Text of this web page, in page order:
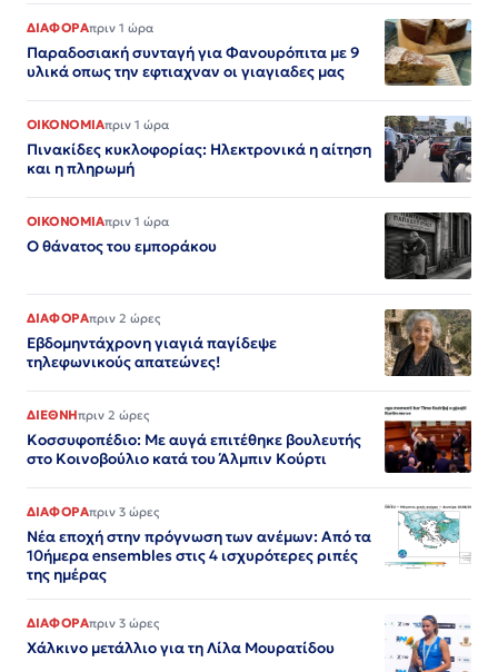
ΔΙΑΦΟΡΑπριν 1 ώρα
Παραδοσιακή συνταγή για Φανουρόπιτα με 9
υλικά οπως την εφτιαχναν οι γιαγιαδες μας
ΟΙΚΟΝΟΜΙΑπριν 1 ώρα
Πινακίδες κυκλοφορίας: Ηλεκτρονικά η αίτηση
και η πληρωμή
ΟΙΚΟΝΟΜΙΑπριν 1 ώρα
Ο θάνατος του εμποράκου
ΔΙΑΦΟΡΑπριν 2 ώρες
Εβδομηντάχρονη γιαγιά παγίδεψε
τηλεφωνικούς απατεώνες!
ΔΙΕΘΝΗπριν 2 ώρες
Κοσσυφοπέδιο: Με αυγά επιτέθηκε βουλευτής
στο Κοινοβούλιο κατά του Άλμπιν Κούρτι
ΔΙΑΦΟΡΑπριν 3 ώρες
Νέα εποχή στην πρόγνωση των ανέμων: Από τα
10ήμερα ensembles στις 4 ισχυρότερες ριπές
της ημέρας
ΔΙΑΦΟΡΑπριν 3 ώρες
Χάλκινο μετάλλιο για τη Λίλα Μουρατίδου